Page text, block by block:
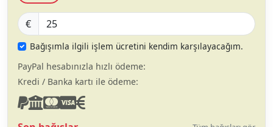
€
Bağışımla ilgili işlem ücretini kendim karşılayacağım.
PayPal hesabınızla hızlı ödeme:
Kredi / Banka kartı ile ödeme: